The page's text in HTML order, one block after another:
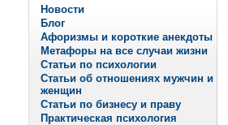
Новости
Блог
Афоризмы и короткие анекдоты
Метафоры на все случаи жизни
Статьи по психологии
Статьи об отношениях мужчин и
женщин
Статьи по бизнесу и праву
Практическая психология